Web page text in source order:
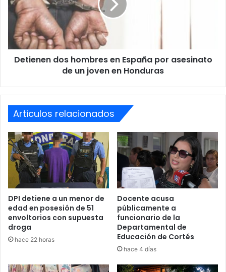
España
por
asesinato
de
un
joven
Detienen dos hombres en España por asesinato
de un joven en Honduras
Articulos relacionados
DPI detiene a un menor de
edad en posesión de 51
envoltorios con supuesta
droga
hace 22 horas
Docente acusa
públicamente a
funcionario de la
Departamental de
Educación de Cortés
hace 4 días